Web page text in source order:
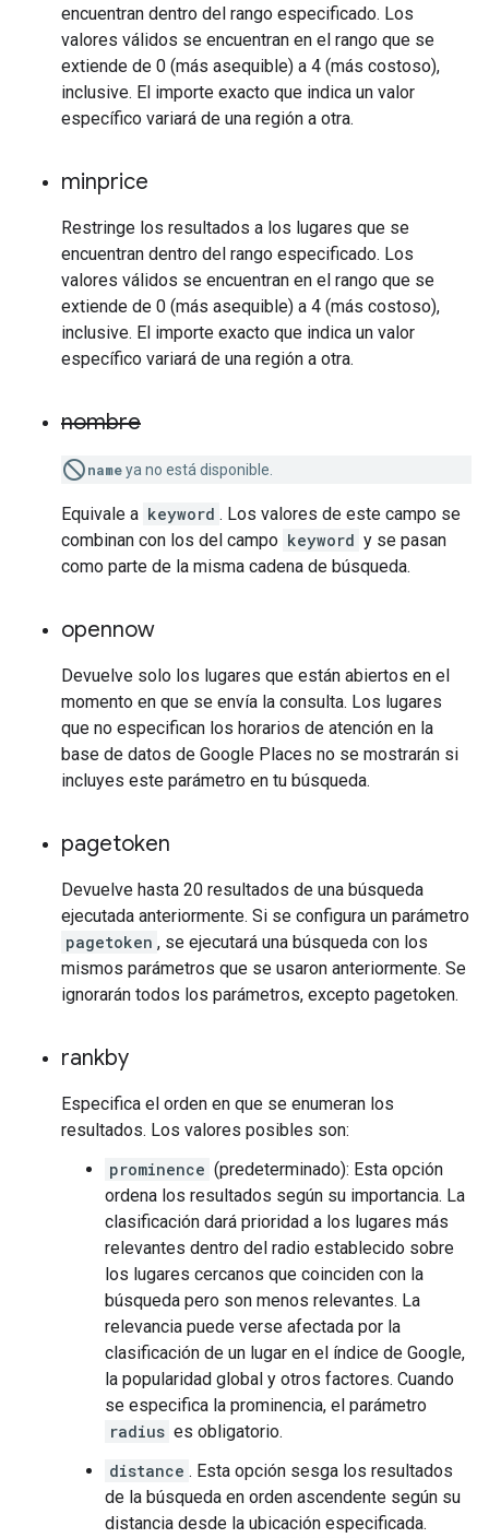
encuentran dentro del rango especificado. Los
valores válidos se encuentran en el rango que se
extiende de 0 (más asequible) a 4 (más costoso),
inclusive. El importe exacto que indica un valor
específico variará de una región a otra.
minprice
Restringe los resultados a los lugares que se
encuentran dentro del rango especificado. Los
valores válidos se encuentran en el rango que se
extiende de 0 (más asequible) a 4 (más costoso),
inclusive. El importe exacto que indica un valor
específico variará de una región a otra.
nombre
nameya no está disponible.
Equivale a keyword . Los valores de este campo se
combinan con los del campo keyword y se pasan
como parte de la misma cadena de búsqueda.
opennow
Devuelve solo los lugares que están abiertos en el
momento en que se envía la consulta. Los lugares
que no especifican los horarios de atención en la
base de datos de Google Places no se mostrarán si
incluyes este parámetro en tu búsqueda.
pagetoken
Devuelve hasta 20 resultados de una búsqueda
ejecutada anteriormente. Si se configura un parámetro
pagetoken , se ejecutará una búsqueda con los
mismos parámetros que se usaron anteriormente. Se
ignorarán todos los parámetros, excepto pagetoken.
rankby
Especifica el orden en que se enumeran los
resultados. Los valores posibles son:
prominence (predeterminado): Esta opción
ordena los resultados según su importancia. La
clasificación dará prioridad a los lugares más
relevantes dentro del radio establecido sobre
los lugares cercanos que coinciden con la
búsqueda pero son menos relevantes. La
relevancia puede verse afectada por la
clasificación de un lugar en el índice de Google,
la popularidad global y otros factores. Cuando
se especifica la prominencia, el parámetro
radius es obligatorio.
distance . Esta opción sesga los resultados
de la búsqueda en orden ascendente según su
distancia desde la ubicación especificada.